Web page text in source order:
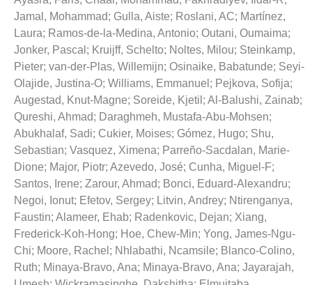
Jamal, Mohammad; Gulla, Aiste; Roslani, AC; Martínez,
Laura; Ramos-de-la-Medina, Antonio; Outani, Oumaima;
Jonker, Pascal ; Kruijff, Schelto; Noltes, Milou; Steinkamp,
Pieter; van-der-Plas, Willemijn; Osinaike, Babatunde; Seyi-
Olajide, Justina-O; Williams, Emmanuel ; Pejkova, Sofija;
Augestad, Knut-Magne; Soreide, Kjetil ; Al-Balushi, Zainab;
Qureshi, Ahmad; Daraghmeh, Mustafa-Abu-Mohsen;
Abukhalaf, Sadi; Cukier, Moises; Gómez, Hugo; Shu,
Sebastian; Vasquez, Ximena; Parreño-Sacdalan, Marie-
Dione; Major, Piotr; Azevedo, José; Cunha, Miguel-F;
Santos, Irene; Zarour, Ahmad; Bonci, Eduard-Alexandru;
Negoi, Ionut; Efetov, Sergey; Litvin, Andrey; Ntirenganya,
Faustin; Alameer, Ehab; Radenkovic, Dejan; Xiang,
Frederick-Koh-Hong; Hoe, Chew-Min; Yong, James-Ngu-
Chi; Moore, Rachel ; Nhlabathi, Ncamsile; Blanco-Colino,
Ruth; Minaya-Bravo, Ana; Minaya-Bravo, Ana; Jayarajah,